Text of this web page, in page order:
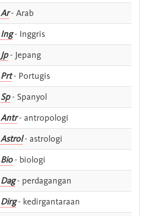
Ar- Arab
Ing- Inggris
Jp- Jepang
Prt- Portugis
Sp- Spanyol
Antr- antropologi
Astrol- astrologi
Bio- biologi
Dag- perdagangan
Dirg- kedirgantaraan